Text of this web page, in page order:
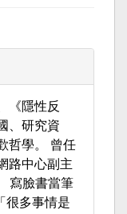
《隱性反
、研究資
哲學。 曾任
路中心副主
寫臉書當筆
很多事情是